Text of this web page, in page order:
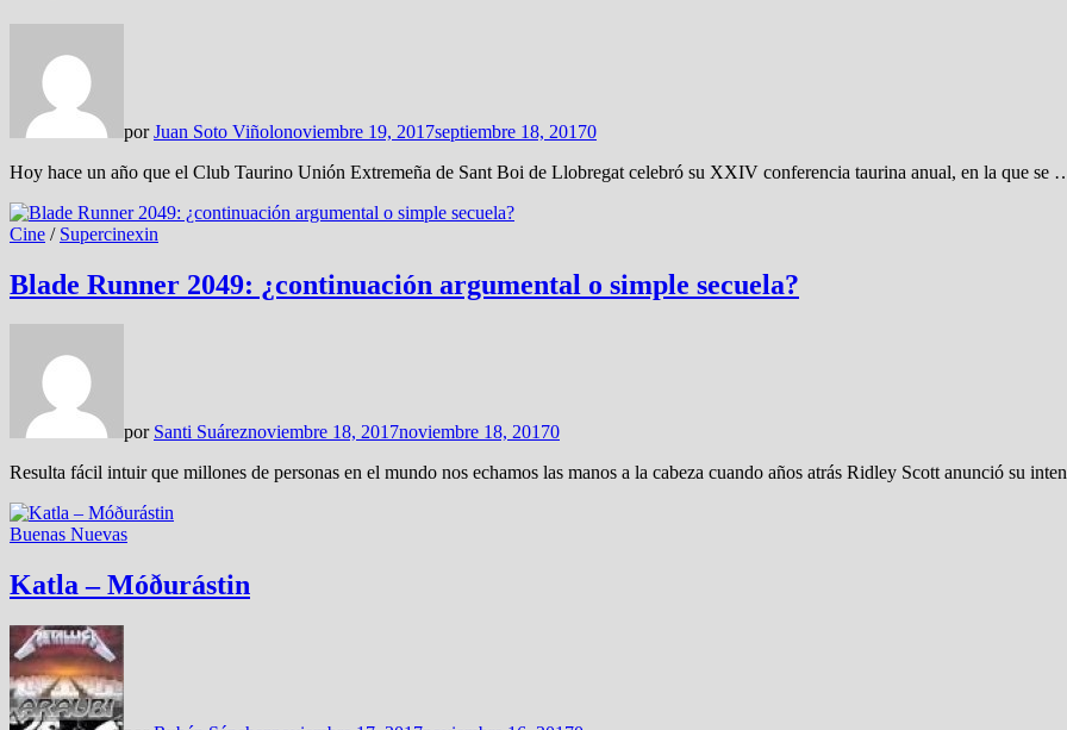
porJuan Soto Viñolonoviembre 19, 2017septiembre 18, 20170
Hoy hace un año que el Club Taurino Unión Extremeña de Sant Boi de Llobregat celebró su XXIV conferencia taurina anual, en la que se
Cine / Supercinexin
Blade Runner 2049: ¿continuación argumental o simple secuela?
por Santi Suáreznoviembre 18, 2017noviembre 18, 20170
Resulta fácil intuir que millones de personas en el mundo nos echamos las manos a la cabeza cuando años atrás Ridley Scott anunció su
Buenas Nuevas
Katla – Móðurástin